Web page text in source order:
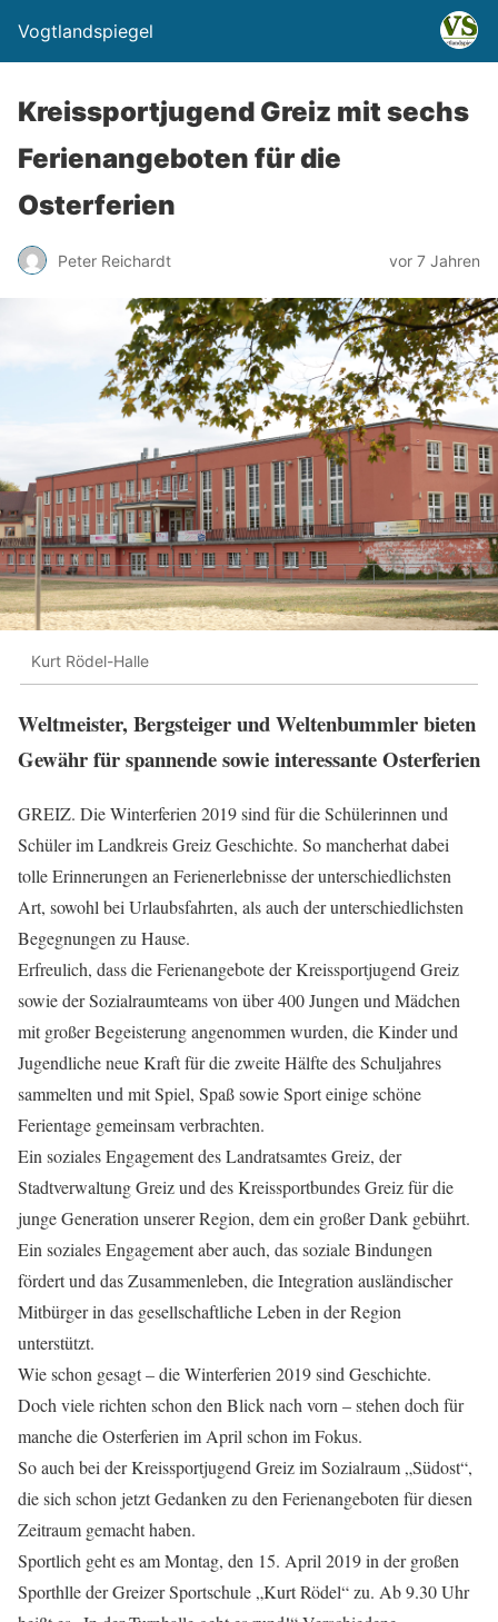
Vogtlandspiegel
Kreissportjugend Greiz mit sechs
Ferienangeboten für die
Osterferien
Peter Reichardt vor 7 Jahren
Kurt Rödel-Halle
Weltmeister, Bergsteiger und Weltenbummler bieten
Gewähr für spannende sowie interessante Osterferien
GREIZ. Die Winterferien 2019 sind für die Schülerinnen und
Schüler im Landkreis Greiz Geschichte. So mancherhat dabei
tolle Erinnerungen an Ferienerlebnisse der unterschiedlichsten
Art, sowohl bei Urlaubsfahrten, als auch der unterschiedlichsten
Begegnungen zu Hause.
Erfreulich, dass die Ferienangebote der Kreissportjugend Greiz
sowie der Sozialraumteams von über 400 Jungen und Mädchen
mit großer Begeisterung angenommen wurden, die Kinder und
Jugendliche neue Kraft für die zweite Hälfte des Schuljahres
sammelten und mit Spiel, Spaß sowie Sport einige schöne
Ferientage gemeinsam verbrachten.
Ein soziales Engagement des Landratsamtes Greiz, der
Stadtverwaltung Greiz und des Kreissportbundes Greiz für die
junge Generation unserer Region, dem ein großer Dank gebührt.
Ein soziales Engagement aber auch, das soziale Bindungen
fördert und das Zusammenleben, die Integration ausländischer
Mitbürger in das gesellschaftliche Leben in der Region
unterstützt.
Wie schon gesagt – die Winterferien 2019 sind Geschichte.
Doch viele richten schon den Blick nach vorn – stehen doch für
manche die Osterferien im April schon im Fokus.
So auch bei der Kreissportjugend Greiz im Sozialraum „Südost“,
die sich schon jetzt Gedanken zu den Ferienangeboten für diesen
Zeitraum gemacht haben.
Sportlich geht es am Montag, den 15. April 2019 in der großen
Sporthlle der Greizer Sportschule „Kurt Rödel“ zu. Ab 9.30 Uhr